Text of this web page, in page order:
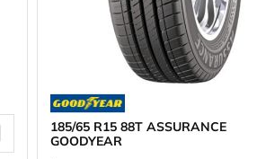
185/65 R15 88T ASSURANCE
GOODYEAR